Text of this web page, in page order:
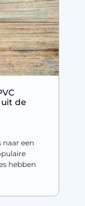
de
naar een
hebben